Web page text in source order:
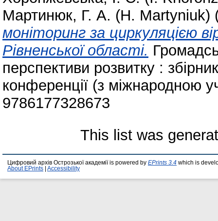
Мартинюк, Г. А. (H. Martyniuk)
моніторинг за циркуляцією
Рівненської області.
перспективи розвитку :
конференції (з міжнародною
9786177328673
This list was
Цифровий архів Острозької академії is powered by EPrints 3.4 which is
About EPrints
Accessibility